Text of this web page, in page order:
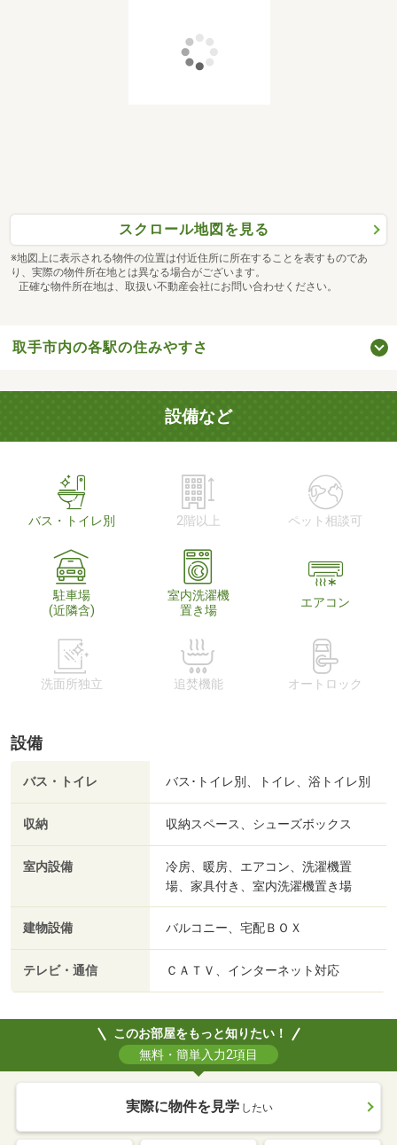
スクロール地図を見る
※地図上に表示される物件の位置は付近住所に所在することを表すものであ
り、実際の物件所在地とは異なる場合がございます。
正確な物件所在地は、取扱い不動産会社にお問い合わせください。
取手市内の各駅の住みやすさ
設備など
バス・トイレ別 2階以上 ペット相談可
駐車場
(近隣含)
室内洗濯機
置き場
エアコン
洗面所独立 追焚機能 オートロック
設備
バス・トイレ バス･トイレ別、トイレ、浴トイレ別
収納 収納スペース、シューズボックス
室内設備
冷房、暖房、エアコン、洗濯機置
場、家具付き、室内洗濯機置き場
建物設備 バルコニー、宅配ＢＯＸ
テレビ・通信 ＣＡＴＶ、インターネット対応
このお部屋をもっと知りたい！
無料・簡単入力2項目
実際に物件を見学 したい